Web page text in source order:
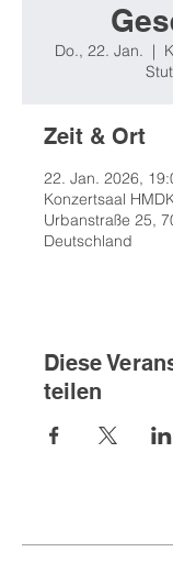
Do., 22. Jan.
  |
Zeit & Ort
22. Jan. 2026,
Konzertsaal
Urbanstraße 25,
Deutschland
Diese
teilen